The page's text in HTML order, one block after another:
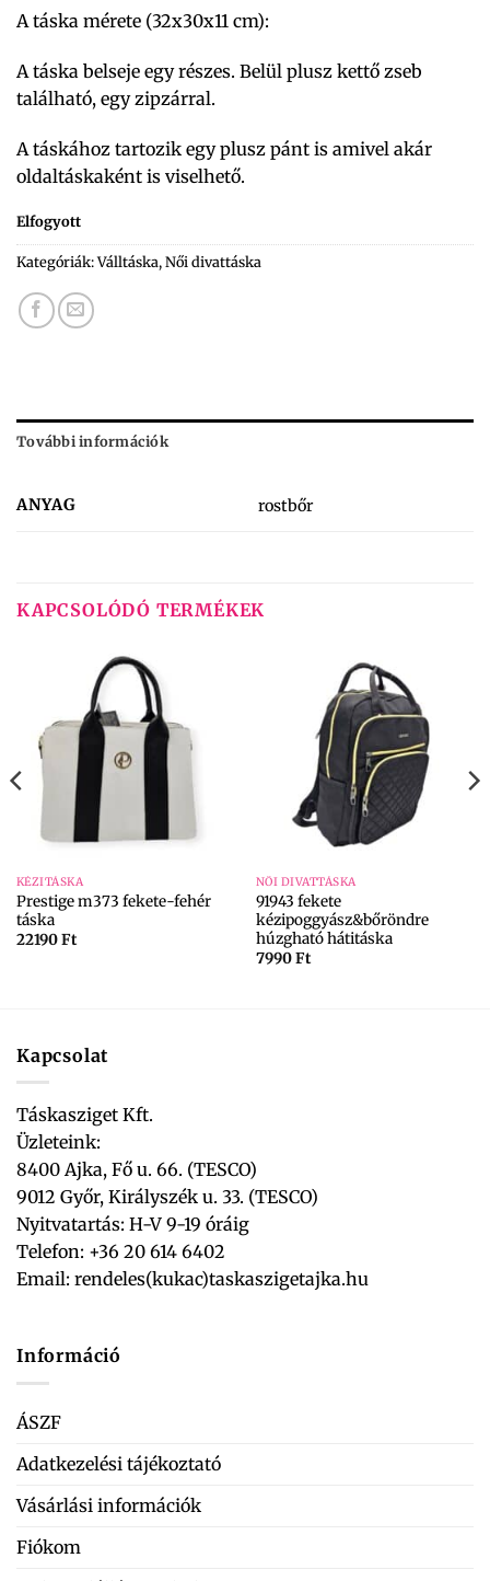
A táska mérete (32x30x11 cm):
A táska belseje egy részes. Belül plusz kettő zseb
található, egy zipzárral.
A táskához tartozik egy plusz pánt is amivel akár
oldaltáskaként is viselhető.
Elfogyott
Kategóriák:Válltáska,Női divattáska
További információk
ANYAG rostbőr
KAPCSOLÓDÓ TERMÉKEK
KÉZITÁSKA
Prestige m373 fekete-fehér
táska
22190Ft
NŐI DIVATTÁSKA
91943 fekete
kézipoggyász&bőröndre
húzgható hátitáska
7990Ft
Kapcsolat
Táskasziget Kft.
Üzleteink:
8400 Ajka, Fő u. 66. (TESCO)
9012 Győr, Királyszék u. 33. (TESCO)
Nyitvatartás: H-V 9-19 óráig
Telefon: +36 20 614 6402
Email: rendeles(kukac)taskaszigetajka.hu
Információ
ÁSZF
Adatkezelési tájékoztató
Vásárlási információk
Fiókom